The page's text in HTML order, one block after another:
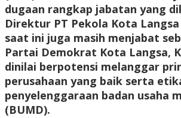
dugaan rangkap jabatan yang
Direktur PT Pekola Kota
saat ini juga masih menjabat
Partai Demokrat Kota Langsa,
dinilai berpotensi melanggar
perusahaan yang baik serta
penyelenggaraan badan usaha
(BUMD).